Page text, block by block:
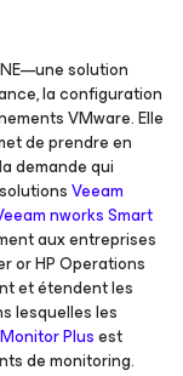
solution
la configuration
VMware. Elle
de prendre en
demande qui
Veeam
nworks Smart
aux entreprises
or HP Operations
et étendent les
lesquelles les
Plusest
de monitoring.